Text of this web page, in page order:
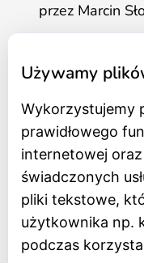
przez Marcin
Regulamin
Schemat
Zespół
Rada Muzeum
Zamówienia
Archiwum
Oferty pracy
RODO
Używamy
Wykorzystujemy
prawidłowego
internetowej
świadczonych
pliki tekstowe,
użytkownika np.
podczas